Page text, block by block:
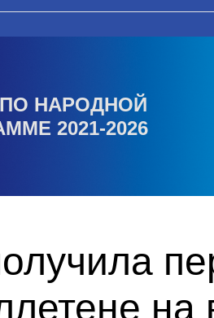
НАРОДНОЙ
2021-2026
на